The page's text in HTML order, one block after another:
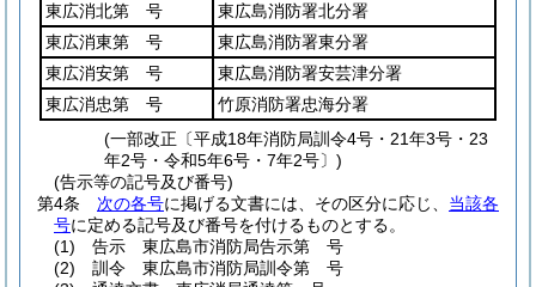
東広消北第 号
東広島消防署北分署
東広消東第 号
東広島消防署東分署
東広消安第 号
東広島消防署安芸津分署
東広消忠第 号
竹原消防署忠海分署
(一部改正〔平成18年消防局訓令4号・21年3号・23
年2号・令和5年6号・7年2号〕)
(告示等の記号及び番号)
第4条
次の各号に掲げる文書には、その区分に応じ、 当該各
号に定める記号及び番号を付けるものとする。
(1)
告示 東広島市消防局告示第 号
(2)
訓令 東広島市消防局訓令第 号